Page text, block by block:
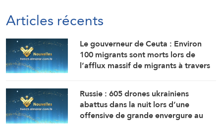
Articles récents
Le gouverneur de Ceuta : Environ
100 migrants sont morts lors de
l’afflux massif de migrants à travers
Russie : 605 drones ukrainiens
abattus dans la nuit lors d’une
offensive de grande envergure au